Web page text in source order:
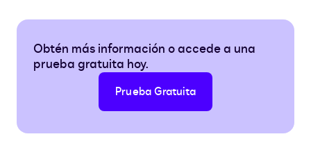
Obtén más información o accede a una
prueba gratuita hoy.
Prueba Gratuita